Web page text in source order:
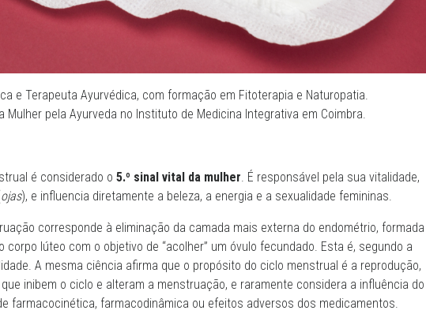
e Terapeuta Ayurvédica, com formação em Fitoterapia e Naturopatia.
Mulher pela Ayurveda no Instituto de Medicina Integrativa em Coimbra.
é considerado o 5.º sinal vital da mulher . É responsável pela sua vitalidade,
ojas), e influencia diretamente a beleza, a energia e a sexualidade femininas.
corresponde à eliminação da camada mais externa do endométrio, formada
corpo lúteo com o objetivo de “acolher” um óvulo fecundado. Esta é, segundo a
A mesma ciência afirma que o propósito do ciclo menstrual é a reprodução,
inibem o ciclo e alteram a menstruação, e raramente considera a influência do
farmacocinética, farmacodinâmica ou efeitos adversos dos medicamentos.